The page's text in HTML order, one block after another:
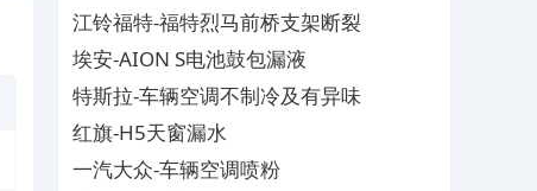
江铃福特-福特烈马前桥支架断裂
埃安-AION S电池鼓包漏液
特斯拉-车辆空调不制冷及有异味
红旗-H5天窗漏水
一汽大众-车辆空调喷粉